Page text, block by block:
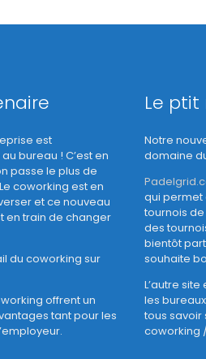
est
bureau ! C’est en
passe le plus de
coworking est en
et ce nouveau
en train de changer
du coworking sur
offrent un
tant pour les
Le ptit
Notre
domaine
qui permet
tournois
des
bientôt
souhaite
L’autre
les
tous savoir
coworking